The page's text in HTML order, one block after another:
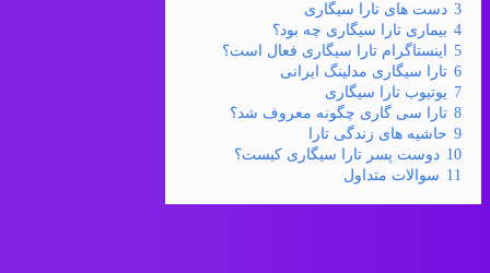
3 دست های تارا سیگاری
4 بیماری تارا سیگاری چه بود؟
5
اینستاگرام تارا سیگاری فعال است؟
6 تارا سیگاری مدلینگ ایرانی
7 یوتیوب تارا سیگاری
8 تارا سی گاری چگونه معروف شد؟
9 حاشیه های زندگی تارا
10 دوست پسر تارا سیگاری کیست؟
11 سوالات متداول